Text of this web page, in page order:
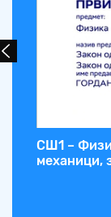
СШ1 –
механици,